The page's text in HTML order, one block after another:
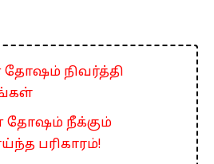
தோஷம் நிவர்த்தி
தோஷம் நீக்கும்
பரிகாரம்!